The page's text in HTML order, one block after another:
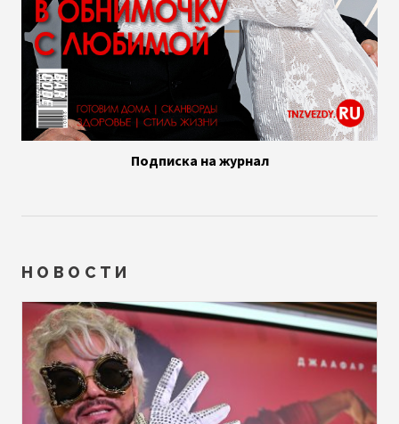
Подписка на журнал
НОВОСТИ